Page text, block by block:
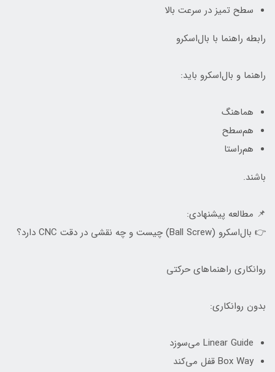
سطح تمیز در سرعت بالا
رابطه راهنما با بال‌اسکرو
راهنما و بال‌اسکرو باید:
هماهنگ
هم‌سطح
هم‌راستا
باشند.
📌 مطالعه پیشنهادی:
👉 بال‌اسکرو (Ball Screw) چیست و چه نقشی در دقت CNC دارد؟
روانکاری راهنماهای حرکتی
بدون روانکاری:
Linear Guide می‌سوزد
Box Way قفل می‌کند